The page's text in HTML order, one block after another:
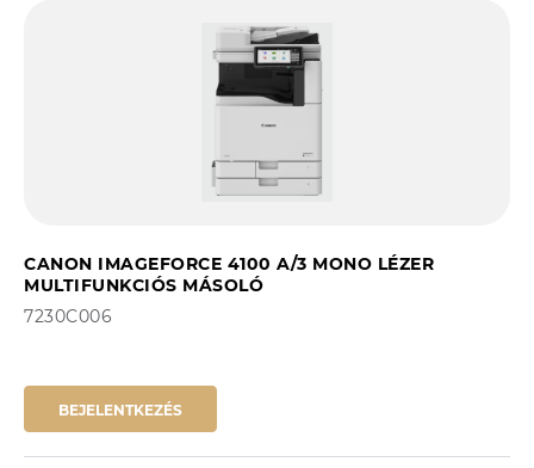
CANON IMAGEFORCE 4100 A/3 MONO LÉZER
MULTIFUNKCIÓS MÁSOLÓ
7230C006
BEJELENTKEZÉS